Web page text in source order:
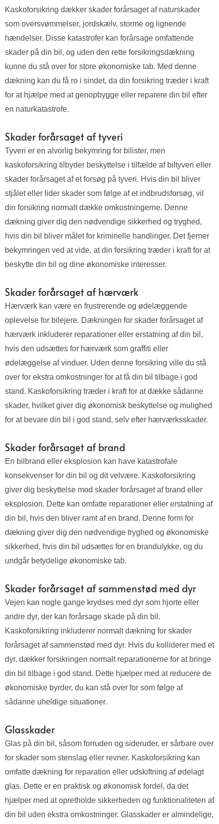
Kaskoforsikring dækker skader forårsaget af naturskader
som oversvømmelser, jordskælv, storme og lignende
hændelser. Disse katastrofer kan forårsage omfattende
skader på din bil, og uden den rette forsikringsdækning
kunne du stå over for store økonomiske tab. Med denne
dækning kan du få ro i sindet, da din forsikring træder i kraft
for at hjælpe med at genopbygge eller reparere din bil efter
en naturkatastrofe.
Skader forårsaget af tyveri
Tyveri er en alvorlig bekymring for bilister, men
kaskoforsikring tilbyder beskyttelse i tilfælde af biltyveri eller
skader forårsaget af et forsøg på tyveri. Hvis din bil bliver
stjålet eller lider skader som følge af et indbrudsforsøg, vil
din forsikring normalt dække omkostningerne. Denne
dækning giver dig den nødvendige sikkerhed og tryghed,
hvis din bil bliver målet for kriminelle handlinger. Det fjerner
bekymringen ved at vide, at din forsikring træder i kraft for at
beskytte din bil og dine økonomiske interesser.
Skader forårsaget af hærværk
Hærværk kan være en frustrerende og ødelæggende
oplevelse for bilejere. Dækningen for skader forårsaget af
hærværk inkluderer reparationer eller erstatning af din bil,
hvis den udsættes for hærværk som graffiti eller
ødelæggelse af vinduer. Uden denne forsikring ville du stå
over for ekstra omkostninger for at få din bil tilbage i god
stand. Kaskoforsikring træder i kraft for at dække sådanne
skader, hvilket giver dig økonomisk beskyttelse og mulighed
for at bevare din bil i god stand, selv efter hærværksskader.
Skader forårsaget af brand
En bilbrand eller eksplosion kan have katastrofale
konsekvenser for din bil og dit velvære. Kaskoforsikring
giver dig beskyttelse mod skader forårsaget af brand eller
eksplosion. Dette kan omfatte reparationer eller erstatning af
din bil, hvis den bliver ramt af en brand. Denne form for
dækning giver dig den nødvendige tryghed og økonomiske
sikkerhed, hvis din bil udsættes for en brandulykke, og du
undgår betydelige økonomiske tab.
Skader forårsaget af sammenstød med dyr
Vejen kan nogle gange krydses med dyr som hjorte eller
andre dyr, der kan forårsage skade på din bil.
Kaskoforsikring inkluderer normalt dækning for skader
forårsaget af sammenstød med dyr. Hvis du kolliderer med et
dyr, dækker forsikringen normalt reparationerne for at bringe
din bil tilbage i god stand. Dette hjælper med at reducere de
økonomiske byrder, du kan stå over for som følge af
sådanne uheldige situationer.
Glasskader
Glas på din bil, såsom forruden og sideruder, er sårbare over
for skader som stenslag eller revner. Kaskoforsikring kan
omfatte dækning for reparation eller udskiftning af ødelagt
glas. Dette er en praktisk og økonomisk fordel, da det
hjælper med at opretholde sikkerheden og funktionaliteten af
din bil uden ekstra omkostninger. Glasskader er almindelige,